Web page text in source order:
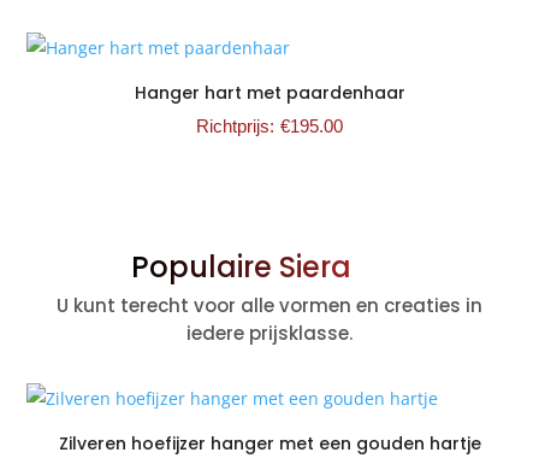
Hanger hart met paardenhaar
€195.00
Populaire Sieraden
U kunt terecht voor alle vormen en creaties in
iedere prijsklasse.
Zilveren hoefijzer hanger met een gouden hartje